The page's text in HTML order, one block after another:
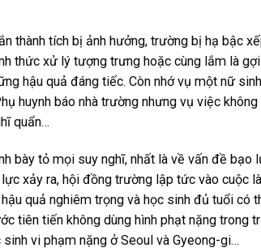
thành tích bị ảnh hưởng, trường bị hạ bậc
thức xử lý tượng trưng hoặc cùng lắm là
hậu quả đáng tiếc. Còn nhớ vụ một nữ
huynh báo nhà trường nhưng vụ việc
quẩn…
bày tỏ mọi suy nghĩ, nhất là về vấn đề bạo
xảy ra, hội đồng trường lập tức vào cuộc
quả nghiêm trọng và học sinh đủ tuổi có
tiên tiến không dùng hình phạt nặng trong
vi phạm nặng ở Seoul và Gyeong-gi…